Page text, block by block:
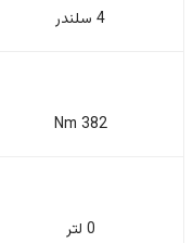
4 سلندر
382 Nm
0 لتر